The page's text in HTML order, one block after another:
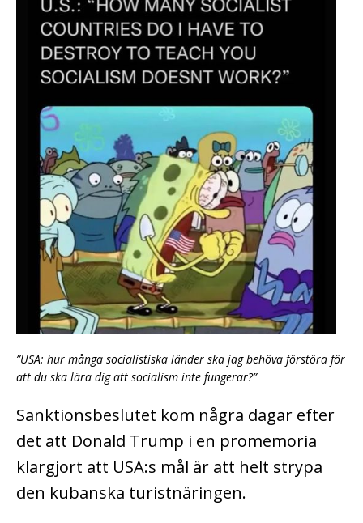
”USA: hur många socialistiska länder ska jag behöva förstöra för
att du ska lära dig att socialism inte fungerar?”
Sanktionsbeslutet kom några dagar efter
det att Donald Trump i en promemoria
klargjort att USA:s mål är att helt strypa
den kubanska turistnäringen.